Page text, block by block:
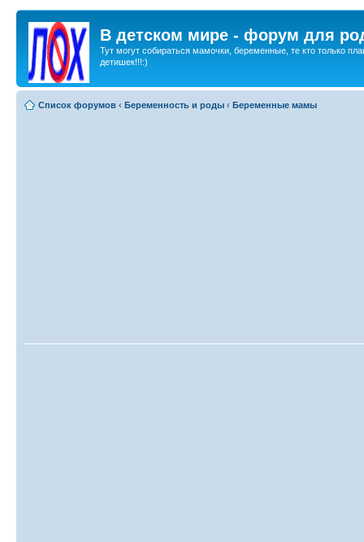
В детском мире - форум для
Тут могут собираться мамочки, беременные, те кто только
детишек!!!:)
Список форумов ‹ Беременность и роды ‹ Беременные мамы